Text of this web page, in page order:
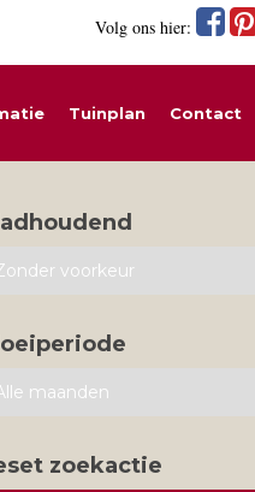
Volg ons hier:
Tuinplan Contact
zoekactie